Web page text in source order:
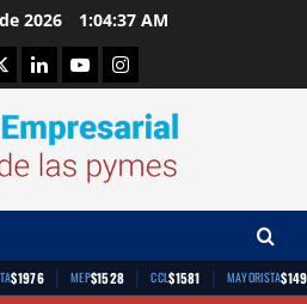
2026 1:04:37 AM
LinkedinYoutubeInstagram
$1976 | MEP$1528 | CCL$1581 | MAYORISTA